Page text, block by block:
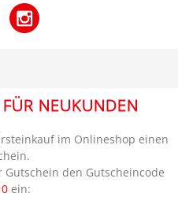
NEUKUNDEN
im Onlineshop einen
den Gutscheincode
ein: